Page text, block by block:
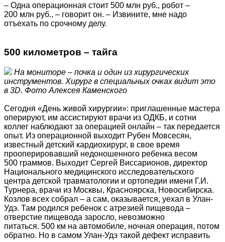
– Одна операционная стоит 500 млн руб., робот –
200 млн руб., – говорит он. – Извините, мне надо
отъехать по срочному делу.
500 километров – тайга
На мониторе – почка и один из хирургических
инструментов. Хирург в специальных очках видит это
в 3D. Фото Алексея Каменского
Сегодня «День живой хирургии»: приглашенные мастера
оперируют, им ассистируют врачи из ОДКБ, и сотни
коллег наблюдают за операцией онлайн – так передается
опыт. Из операционной выходит Рубен Мовсесян,
известный детский кардиохирург, в свое время
прооперировавший недоношенного ребенка весом
500 граммов. Выходит Сергей Виссарионов, директор
Национального медицинского исследовательского
центра детской травматологии и ортопедии имени Г.И.
Турнера, врачи из Москвы, Красноярска, Новосибирска.
Козлов всех собрал – а сам, оказывается, уехал в Улан-
Удэ. Там родился ребенок с атрезией пищевода –
отверстие пищевода заросло, невозможно
питаться. 500 км на автомобиле, ночная операция, потом
обратно. Но в самом Улан-Удэ такой дефект исправить